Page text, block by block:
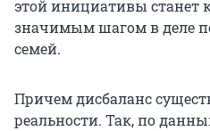
этой инициативы станет
значимым шагом в деле
семей.
Причем дисбаланс
реальности. Так, по